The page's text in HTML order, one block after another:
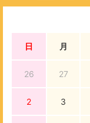
日 月
26 27
2 3